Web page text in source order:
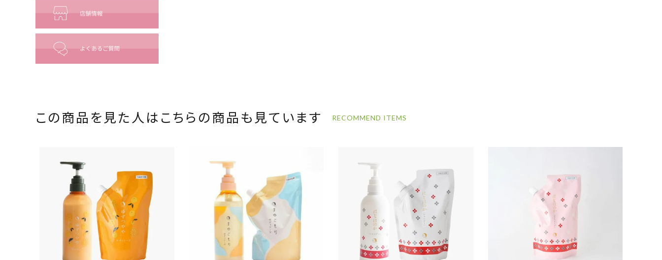
この商品を見た人は こちらの商品も見ています RECOMMEND ITEMS